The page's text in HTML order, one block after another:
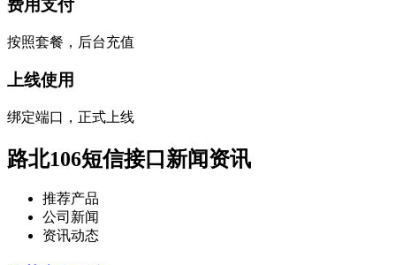
费用支付
按照套餐，后台充值
上线使用
绑定端口，正式上线
路北106短信接口新闻资讯
推荐产品
公司新闻
资讯动态